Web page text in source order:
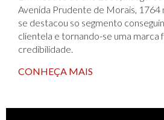
Avenida Prudente de Morais, 1764
se destacou so segmento
clientela e tornando-se uma marca
credibilidade.
CONHEÇA MAIS